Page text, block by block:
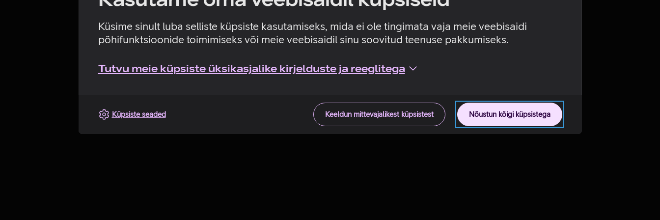
Küsime sinult luba selliste küpsiste kasutamiseks, mida ei ole tingimata vaja meie veebisaidi
põhifunktsioonide toimimiseks või meie veebisaidil sinu soovitud teenuse pakkumiseks.
Tutvu meie küpsiste üksikasjalike kirjelduste ja reeglitega
Nõustun kõigi küpsistega
Keeldun mittevajalikest küpsistest
Küpsiste seaded